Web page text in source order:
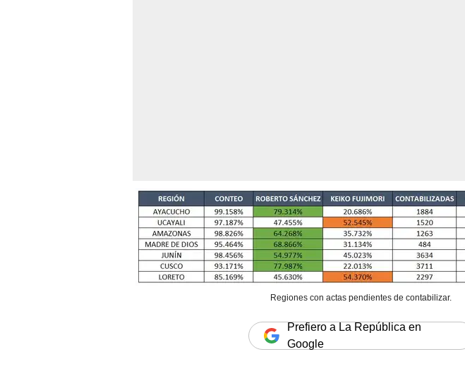
Regiones con actas pendientes de contabilizar.
Prefiero a La República en
Google